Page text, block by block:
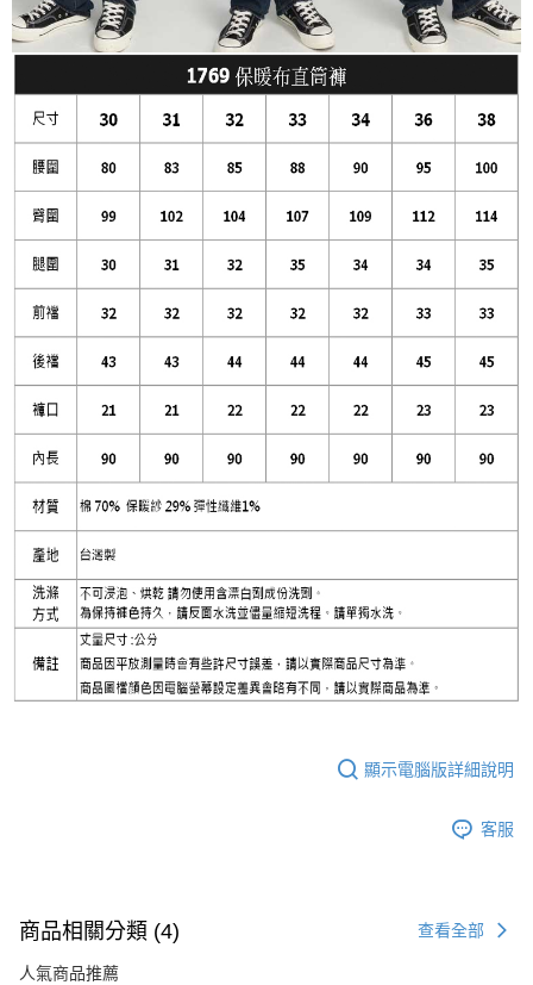
顯示電腦版詳細說明
客服
商品相關分類 (4) 查看全部
人氣商品推薦